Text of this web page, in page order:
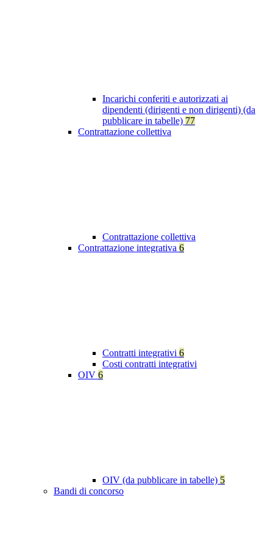
Incarichi conferiti e autorizzati ai
dipendenti (dirigenti e non dirigenti) (da
pubblicare in tabelle) 77
Contrattazione collettiva
Contrattazione collettiva
Contrattazione integrativa 6
Contratti integrativi 6
Costi contratti integrativi
OIV 6
OIV (da pubblicare in tabelle) 5
Bandi di concorso